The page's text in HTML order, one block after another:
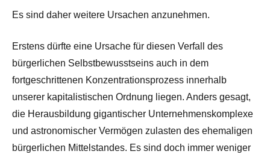
Es sind daher weitere Ursachen anzunehmen.
Erstens dürfte eine Ursache für diesen Verfall des
bürgerlichen Selbstbewusstseins auch in dem
fortgeschrittenen Konzentrationsprozess innerhalb
unserer kapitalistischen Ordnung liegen. Anders gesagt,
die Herausbildung gigantischer Unternehmenskomplexe
und astronomischer Vermögen zulasten des ehemaligen
bürgerlichen Mittelstandes. Es sind doch immer weniger